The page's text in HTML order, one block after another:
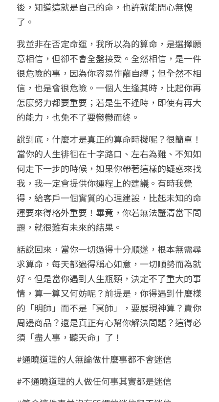
後，知道這就是自己的命，也許就能問心無愧
了。
我並非在否定命運，我所以為的算命，是選擇願
意相信，但卻不會全盤接受。全然相信，是一件
很危險的事，因為你容易作繭自縛；但全然不相
信，也是會很危險。一個人生逢其時，比起你再
怎麼努力都要重要；若是生不逢時，即使有再大
的能力，也免不了要鬱鬱而終。
說到底，什麼才是真正的算命時機呢？很簡單！
當你的人生徘徊在十字路口、左右為難、不知如
何走下一步的時候，如果你帶著這樣的疑惑來找
我，我一定會提供你運程上的建議。有時我覺
得，給客戶一個實質的心理建設，比起未知的命
運要來得格外重要！畢竟，你若無法釐清當下問
題，就很難有未來的結果。
話說回來，當你一切過得十分順遂，根本無需尋
求算命，每天都過得稱心如意，一切順勢而為就
好。但是當你遇到人生瓶頸，決定不了重大的事
情，算一算又何妨呢？前提是，你得遇到什麼樣
的「明師」而不是「冥師」，要展現神算？賣你
周邊商品？還是真正有心幫你解決問題？這得必
須「盡人事，聽天命」了！
#通曉道理的人無論做什麼事都不會迷信
#不通曉道理的人做任何事其實都是迷信